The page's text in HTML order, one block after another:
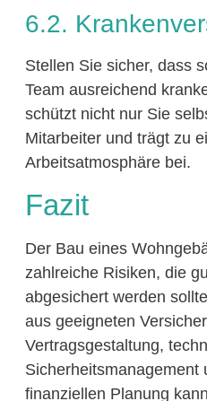
6.2.
Stellen Sie sicher, dass
Team ausreichend
schützt nicht nur Sie
Mitarbeiter und trägt zu
Arbeitsatmosphäre bei.
Fazit
Der Bau eines
zahlreiche Risiken, die
abgesichert werden
aus geeigneten
Vertragsgestaltung,
Sicherheitsmanagement
finanziellen Planung